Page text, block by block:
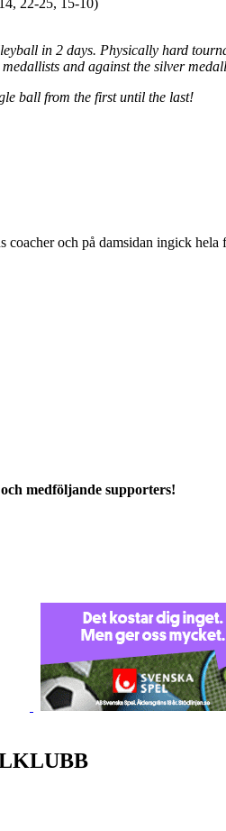
in 2 days. Physically hard
and against the silver
ball from the first until the last!
coacher och på damsidan ingick
medföljande supporters!